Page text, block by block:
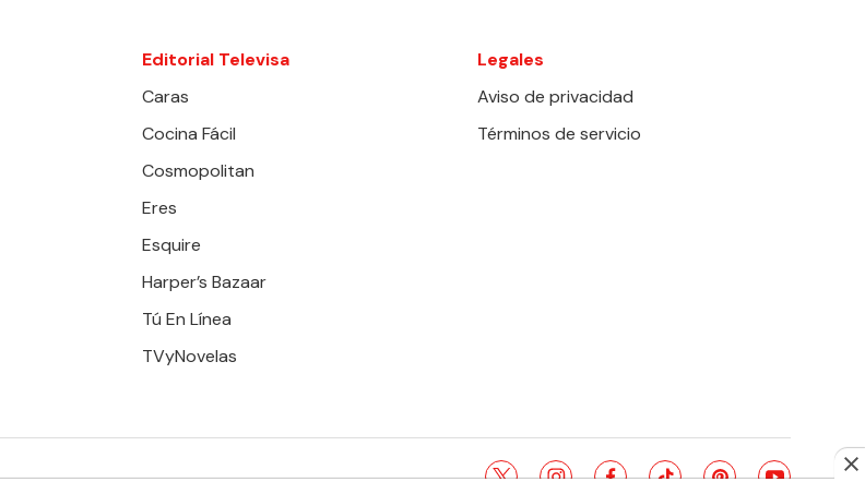
Editorial Televisa
Caras
Cocina Fácil
Cosmopolitan
Eres
Esquire
Harper’s Bazaar
Tú En Línea
TVyNovelas
Legales
Aviso de privacidad
Términos de servicio
- EDITORIAL TELEVISA - LIFESTYLES twitterinstagramfacebooktiktokpinterestyoutube